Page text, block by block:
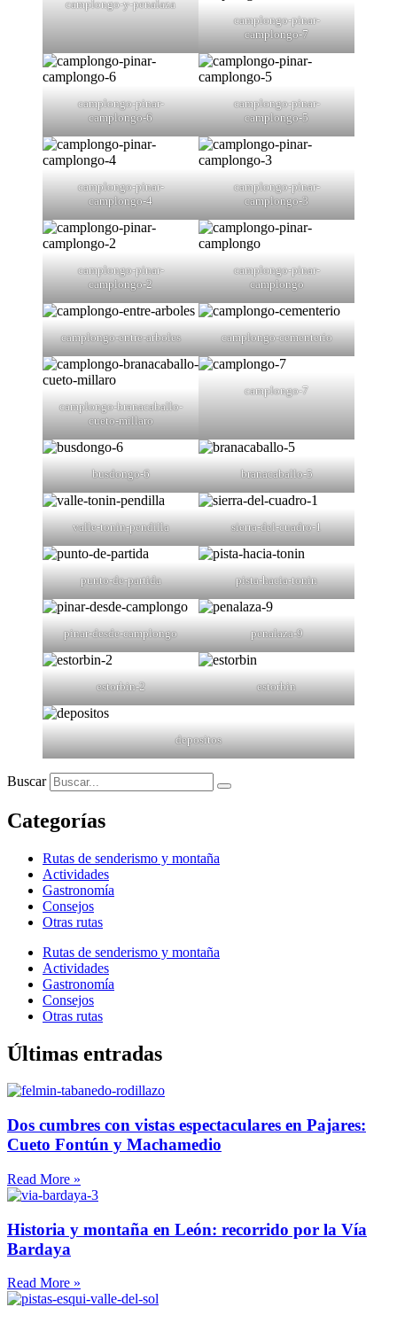
camplongo-y-penalaza
camplongo-pinar-
camplongo-7
camplongo-pinar-
camplongo-6
camplongo-pinar-
camplongo-5
camplongo-pinar-
camplongo-4
camplongo-pinar-
camplongo-3
camplongo-pinar-
camplongo-2
camplongo-pinar-
camplongo
camplongo-entre-arboles camplongo-cementerio
camplongo-branacaballo-
cueto-millaro
camplongo-7
busdongo-6 branacaballo-5
valle-tonin-pendilla sierra-del-cuadro-1
punto-de-partida pista-hacia-tonin
pinar-desde-camplongo penalaza-9
estorbin-2 estorbin
depositos
Buscar
Categorías
Rutas de senderismo y montaña
Actividades
Gastronomía
Consejos
Otras rutas
Rutas de senderismo y montaña
Actividades
Gastronomía
Consejos
Otras rutas
Últimas entradas
Dos cumbres con vistas espectaculares en Pajares:
Cueto Fontún y Machamedio
Read More »
Historia y montaña en León: recorrido por la Vía
Bardaya
Read More »